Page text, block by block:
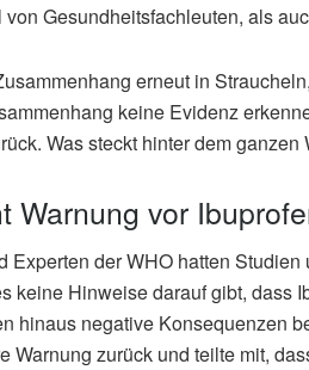
Gesundheitsfachleuten, als
erneut in
keine Evidenz
Was steckt hinter dem ganzen
Warnung vor
Experten der WHO hatten
keine Hinweise darauf gibt, dass
hinaus negative Konsequenzen
Warnung zurück und teilte mit,